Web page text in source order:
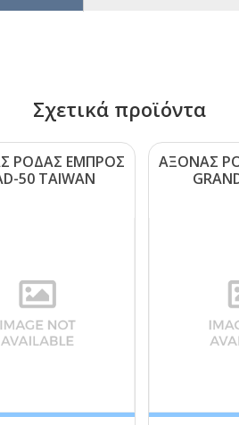
Σχετικά προϊόντα
ΡΟΔΑΣ ΕΜΠΡΟΣ
50 ΤΑΙWΑΝ
ΑΞΟΝΑΣ